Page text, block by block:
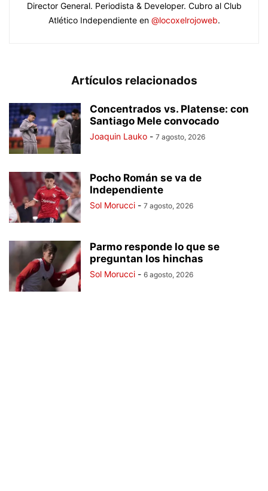
Director General. Periodista & Developer. Cubro al Club
Atlético Independiente en @locoxelrojoweb.
Artículos relacionados
Concentrados vs. Platense: con
Santiago Mele convocado
Joaquin Lauko - 7 agosto, 2026
Pocho Román se va de
Independiente
Sol Morucci - 7 agosto, 2026
Parmo responde lo que se
preguntan los hinchas
Sol Morucci - 6 agosto, 2026